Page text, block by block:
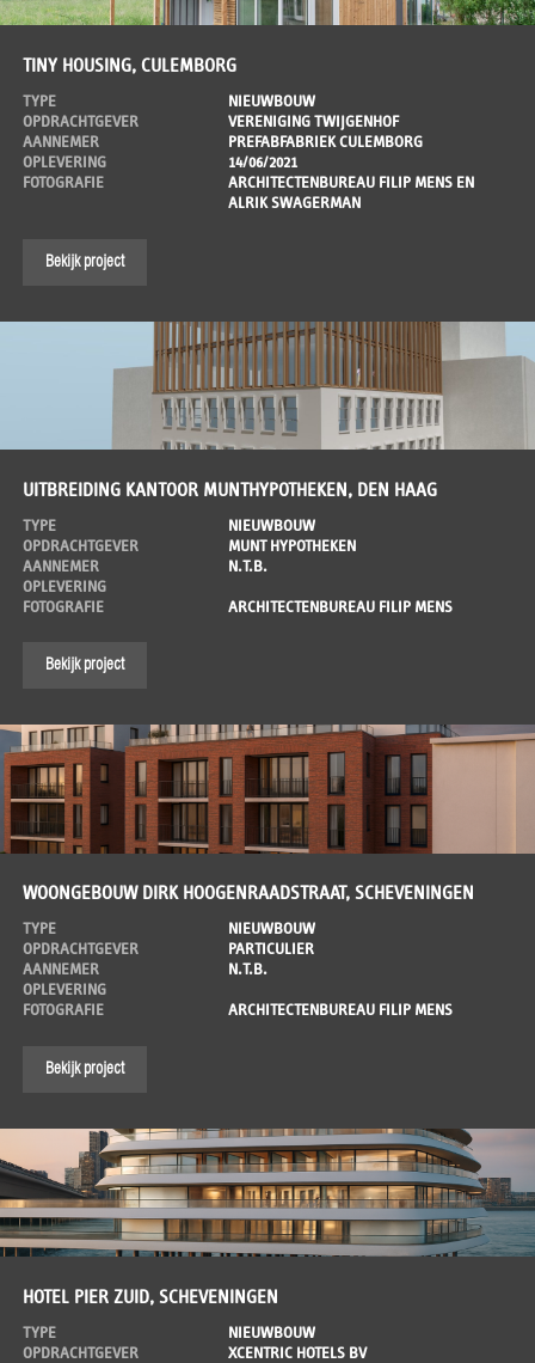
TINY HOUSING, CULEMBORG
TYPE
NIEUWBOUW
OPDRACHTGEVER
VERENIGING TWIJGENHOF
AANNEMER
PREFABFABRIEK CULEMBORG
OPLEVERING
14/06/2021
FOTOGRAFIE
ARCHITECTENBUREAU FILIP MENS EN
ALRIK SWAGERMAN
Bekijk project
UITBREIDING KANTOOR MUNTHYPOTHEKEN, DEN HAAG
TYPE
NIEUWBOUW
OPDRACHTGEVER
MUNT HYPOTHEKEN
AANNEMER
N.T.B.
OPLEVERING
FOTOGRAFIE
ARCHITECTENBUREAU FILIP MENS
Bekijk project
WOONGEBOUW DIRK HOOGENRAADSTRAAT, SCHEVENINGEN
TYPE
NIEUWBOUW
OPDRACHTGEVER
PARTICULIER
AANNEMER
N.T.B.
OPLEVERING
FOTOGRAFIE
ARCHITECTENBUREAU FILIP MENS
Bekijk project
HOTEL PIER ZUID, SCHEVENINGEN
TYPE
NIEUWBOUW
OPDRACHTGEVER
XCENTRIC HOTELS BV